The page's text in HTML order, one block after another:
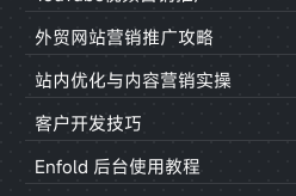
外贸网站营销推广攻略
站内优化与内容营销实操
客户开发技巧
Enfold 后台使用教程